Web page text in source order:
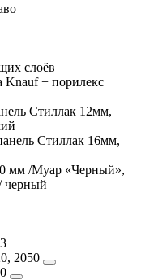
слоёв
Knauf + порилекс
Стиллак 12мм,
Стиллак 16мм,
мм /Муар «Черный»,
черный
3
2050